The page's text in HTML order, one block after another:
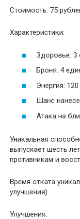
Стоимость: 75
Характеристики:
Здоровье: 3
Броня: 4
Энергия:
Шанс
Атака на
Уникальная
выпускает шесть
противникам и
Время отката
улучшения)
Улучшения: